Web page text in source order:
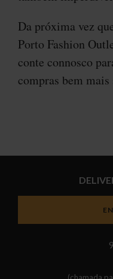
Da próxima vez
Porto Fashion
conte connosco
compras bem mais